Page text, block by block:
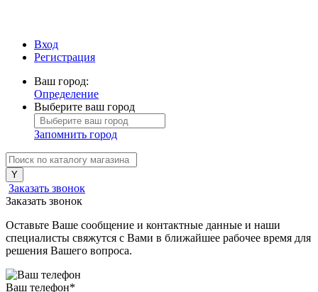
Вход
Регистрация
Ваш город:
Определение
Выберите ваш город
Запомнить город
Заказать звонок
Заказать звонок
Оставьте Ваше сообщение и контактные данные и наши
специалисты свяжутся с Вами в ближайшее рабочее время для
решения Вашего вопроса.
Ваш телефон*